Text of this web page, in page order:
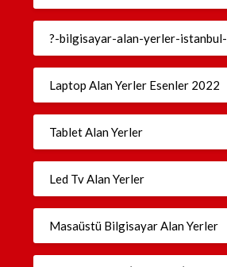
?-bilgisayar-alan-yerler-istanbul-
Laptop Alan Yerler Esenler 2022
Tablet Alan Yerler
Led Tv Alan Yerler
Masaüstü Bilgisayar Alan Yerler